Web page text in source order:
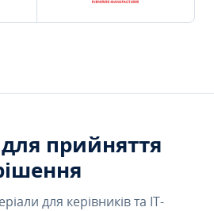
прийняття
для керівників та IT-